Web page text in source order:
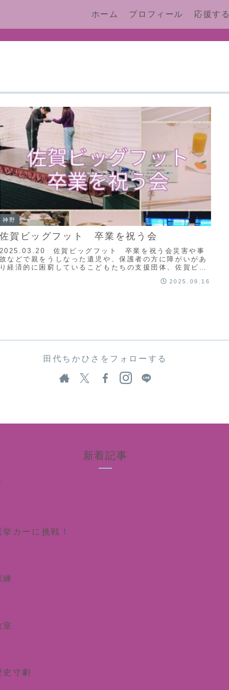
ホーム プロフィール 応援する
神野
佐賀ビッグフット 卒業を祝う会
2025.03.20 佐賀ビッグフット 卒業を祝う会災害や事
故などで親をうしなった遺児や、保護者の方に障がいがあ
り経済的に困窮しているこどもたちの支援団体、佐賀ビッ
2025.09.16
田代ちかひさをフォローする
新着記事
カーに挑戦！
寸劇